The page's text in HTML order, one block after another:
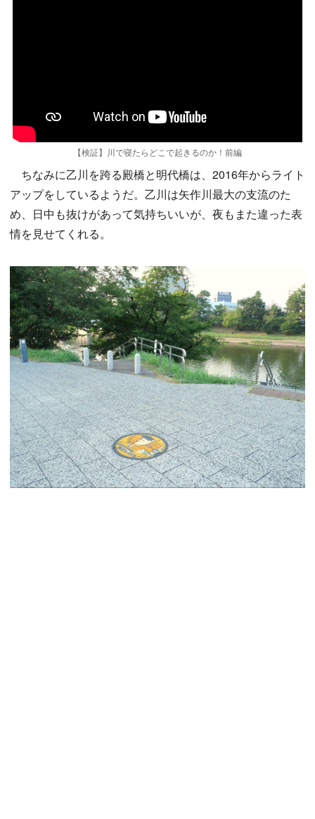
【検証】川で寝たらどこで起きるのか！前編
ちなみに乙川を跨る殿橋と明代橋は、2016年からライト
アップをしているようだ。乙川は矢作川最大の支流のた
め、日中も抜けがあって気持ちいいが、夜もまた違った表
情を見せてくれる。